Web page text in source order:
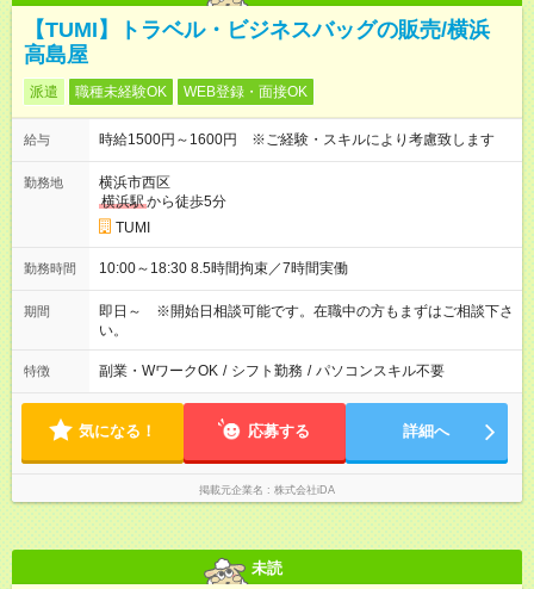
【TUMI】トラベル・ビジネスバッグの販売/横浜
高島屋
派遣 職種未経験OK WEB登録・面接OK
給与 時給1500円～1600円 ※ご経験・スキルにより考慮致します
勤務地
横浜市西区
横浜駅から徒歩5分
TUMI
勤務時間 10:00～18:30 8.5時間拘束／7時間実働
期間
即日～ ※開始日相談可能です。在職中の方もまずはご相談下さ
い。
特徴 副業・WワークOK / シフト勤務 / パソコンスキル不要
気になる！ 応募する 詳細へ
掲載元企業名 株式会社iDA
未読